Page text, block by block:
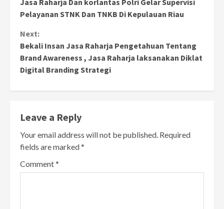
Reading
Jasa Raharja Dan korlantas Polri Gelar Supervisi
Pelayanan STNK Dan TNKB Di Kepulauan Riau
Next:
Bekali Insan Jasa Raharja Pengetahuan Tentang
Brand Awareness , Jasa Raharja laksanakan Diklat
Digital Branding Strategi
Leave a Reply
Your email address will not be published. Required
fields are marked*
Comment*